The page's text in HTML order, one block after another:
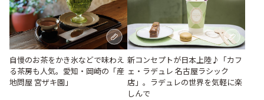
自慢のお茶をかき氷などで味わえ
る茶房も人気。愛知・岡崎の「産
地問屋 宮ザキ園」
新コンセプトが日本上陸♪「カフ
ェ・ラデュレ 名古屋ラシック
店」。ラデュレの世界を気軽に楽
しんで